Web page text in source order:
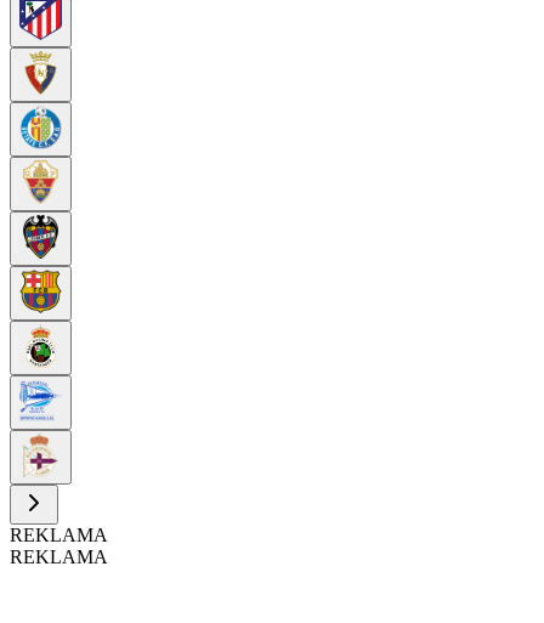
REKLAMA
REKLAMA